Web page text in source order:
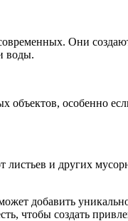
Они
воды.
объектов, особенно
и других
добавить
чтобы создать